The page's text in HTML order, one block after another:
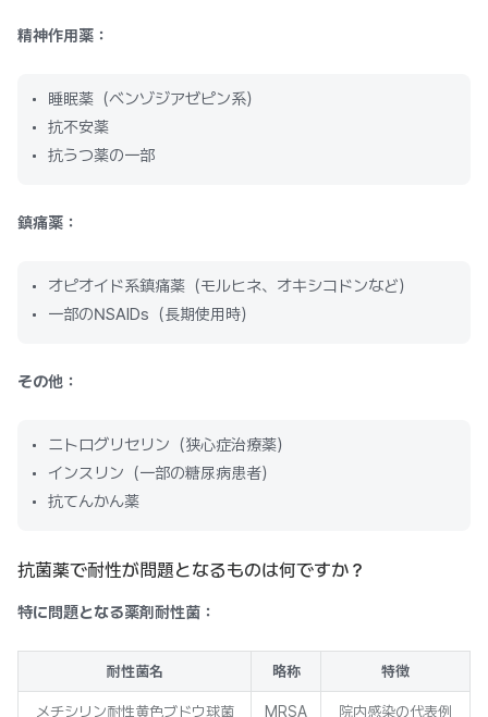
精神作用薬：
睡眠薬（ベンゾジアゼピン系）
抗不安薬
抗うつ薬の一部
鎮痛薬：
オピオイド系鎮痛薬（モルヒネ、オキシコドンなど）
一部のNSAIDs（長期使用時）
その他：
ニトログリセリン（狭心症治療薬）
インスリン（一部の糖尿病患者）
抗てんかん薬
抗菌薬で耐性が問題となるものは何ですか？
特に問題となる薬剤耐性菌：
耐性菌名 略称 特徴
メチシリン耐性黄色ブドウ球菌 MRSA 院内感染の代表例